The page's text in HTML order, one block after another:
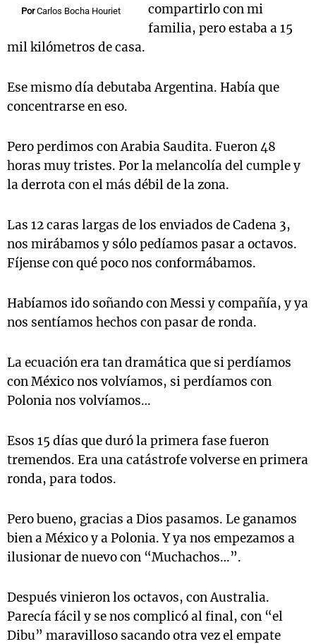
Por Carlos Bocha Houriet
compartirlo con mi
familia, pero estaba a 15
mil kilómetros de casa.
Ese mismo día debutaba Argentina. Había que
concentrarse en eso.
Pero perdimos con Arabia Saudita. Fueron 48
horas muy tristes. Por la melancolía del cumple y
la derrota con el más débil de la zona.
Las 12 caras largas de los enviados de Cadena 3,
nos mirábamos y sólo pedíamos pasar a octavos.
Fíjense con qué poco nos conformábamos.
Habíamos ido soñando con Messi y compañía, y ya
nos sentíamos hechos con pasar de ronda.
La ecuación era tan dramática que si perdíamos
con México nos volvíamos, si perdíamos con
Polonia nos volvíamos…
Esos 15 días que duró la primera fase fueron
tremendos. Era una catástrofe volverse en primera
ronda, para todos.
Pero bueno, gracias a Dios pasamos. Le ganamos
bien a México y a Polonia. Y ya nos empezamos a
ilusionar de nuevo con “Muchachos…”.
Después vinieron los octavos, con Australia.
Parecía fácil y se nos complicó al final, con “el
Dibu” maravilloso sacando otra vez el empate